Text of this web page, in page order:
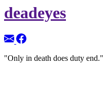
deadeyes
"Only in death does duty end."